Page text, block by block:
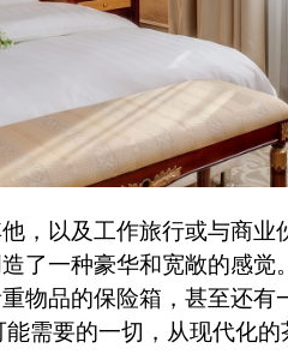
，以及工作旅行或与商
了一种豪华和宽敞的感
物品的保险箱，甚至还
需要的一切，从现代化